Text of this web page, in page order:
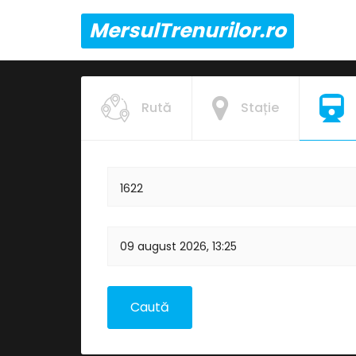
MersulTrenurilor.ro
Rută Stație
1622